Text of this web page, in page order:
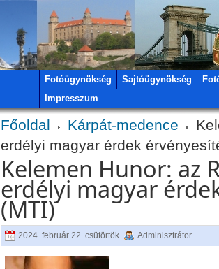
Fotóügynökség Sajtóügynökség
Impresszum
Főoldal Kárpát-medence
erdélyi magyar érdek
Kelemen Hunor: az
erdélyi magyar
(MTI)
2024. február 22. csütörtök Adminisztrátor